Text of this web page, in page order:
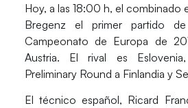
Hoy, a las 18:00 h, el combinado
Bregenz el primer partido
Campeonato de Europa de
Austria. El rival es
Preliminary Round a Finlandia y
El técnico español, Ricard